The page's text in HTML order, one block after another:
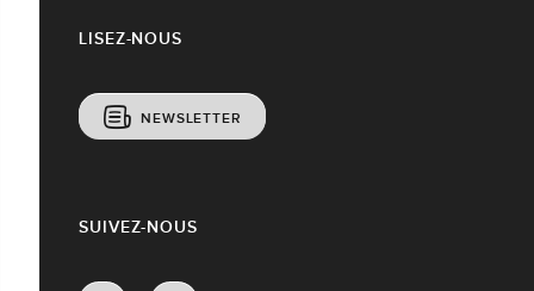
LISEZ-NOUS
NEWSLETTER
SUIVEZ-NOUS